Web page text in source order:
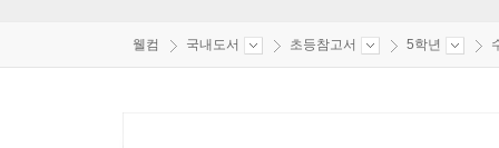
웰컴 국내도서 초등참고서 5학년